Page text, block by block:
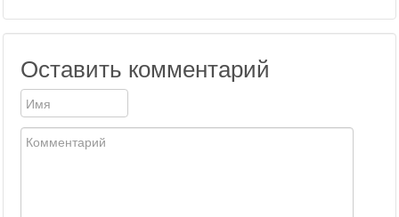
Оставить комментарий